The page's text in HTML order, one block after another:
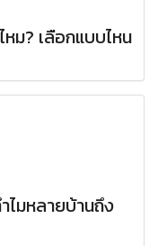
ม? เลือกแบบไหน
ไมหลายบ้านถึง